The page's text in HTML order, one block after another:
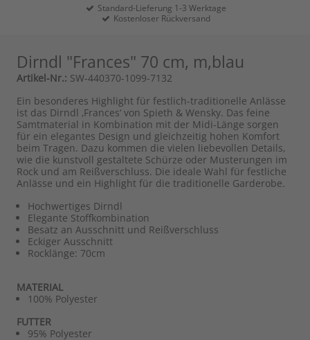
Standard-Lieferung 1-3 Werktage
Kostenloser Rückversand
Dirndl "Frances" 70 cm, m,blau
Artikel-Nr.: SW-440370-1099-7132
Ein besonderes Highlight für festlich-traditionelle Anlässe
ist das Dirndl ‚Frances‘ von Spieth & Wensky. Das feine
Samtmaterial in Kombination mit der Midi-Länge sorgen
für ein elegantes Design und gleichzeitig hohen Komfort
beim Tragen. Dazu kommen die vielen liebevollen Details,
wie die kunstvoll gestaltete Schürze oder Musterungen im
Rock und am Reißverschluss. Die ideale Wahl für festliche
Anlässe und ein Highlight für die traditionelle Garderobe.
Hochwertiges Dirndl
Elegante Stoffkombination
Besatz an Ausschnitt und Reißverschluss
Eckiger Ausschnitt
Rocklänge: 70cm
MATERIAL
100% Polyester
FUTTER
95% Polyester